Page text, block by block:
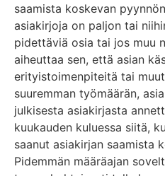
saamista koskevan
asiakirjoja on paljon tai
pidettäviä osia tai jos muu
aiheuttaa sen, että asian
erityistoimenpiteitä tai
suuremman työmäärän,
julkisesta asiakirjasta
kuukauden kuluessa siitä,
saanut asiakirjan saamista
Pidemmän määräajan